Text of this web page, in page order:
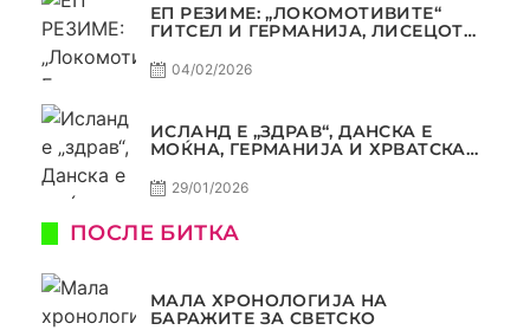
ЕП РЕЗИМЕ: „ЛОКОМОТИВИТЕ“
ГИТСЕЛ И ГЕРМАНИЈА, ЛИСЕЦОТ
04/02/2026
ИСЛАНД Е „ЗДРАВ“, ДАНСКА Е
МОЌНА, ГЕРМАНИЈА И ХРВАТСКА
29/01/2026
ПОСЛЕ БИТКА
МАЛА ХРОНОЛОГИЈА НА
БАРАЖИТЕ ЗА СВЕТСКО